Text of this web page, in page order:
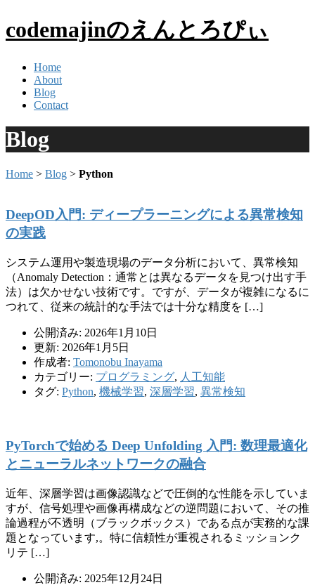
codemajinのえんとろぴぃ
Home
About
Blog
Contact
Blog
Home > Blog > Python
DeepOD入門: ディープラーニングによる異常検知
の実践
システム運用や製造現場のデータ分析において、異常検知
（Anomaly Detection：通常とは異なるデータを見つけ出す手
法）は欠かせない技術です。ですが、データが複雑になるに
つれて、従来の統計的な手法では十分な精度を […]
公開済み: 2026年1月10日
更新: 2026年1月5日
作成者: Tomonobu Inayama
カテゴリー: プログラミング, 人工知能
タグ: Python, 機械学習, 深層学習, 異常検知
PyTorchで始める Deep Unfolding 入門: 数理最適化
とニューラルネットワークの融合
近年、深層学習は画像認識などで圧倒的な性能を示していま
すが、信号処理や画像再構成などの逆問題において、その推
論過程が不透明（ブラックボックス）である点が実務的な課
題となっています,。特に信頼性が重視されるミッションク
リテ […]
公開済み: 2025年12月24日